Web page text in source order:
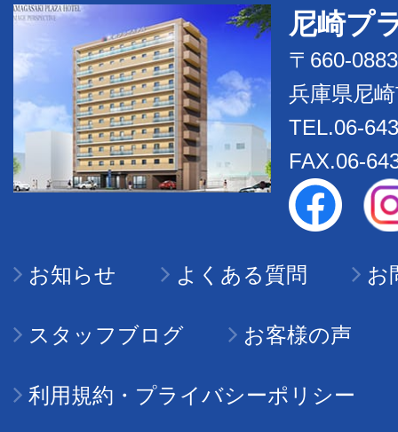
尼崎プ
〒660-0883
兵庫県尼
TEL.06-
FAX.06-
お知らせ よくある質問 お
スタッフブログ お客様の声
利用規約・プライバシーポリシー